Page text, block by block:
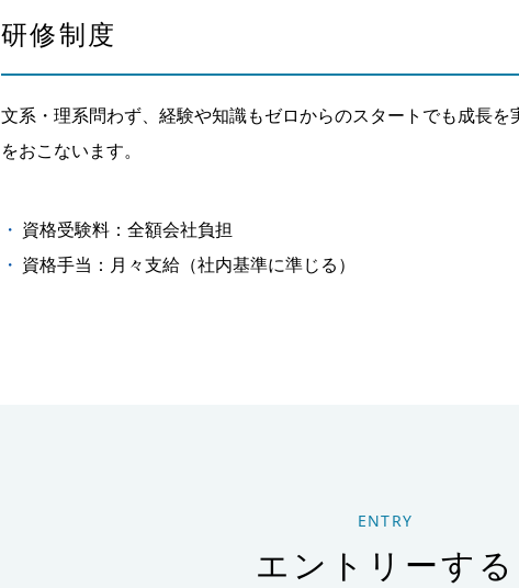
研修制度
文系・理系問わず、経験や知識もゼロからのスタートでも成長
をおこないます。
資格受験料：全額会社負担
資格手当：月々支給（社内基準に準じる）
ENTRY
エントリーする